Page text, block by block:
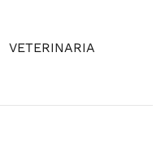
VETERINARIA